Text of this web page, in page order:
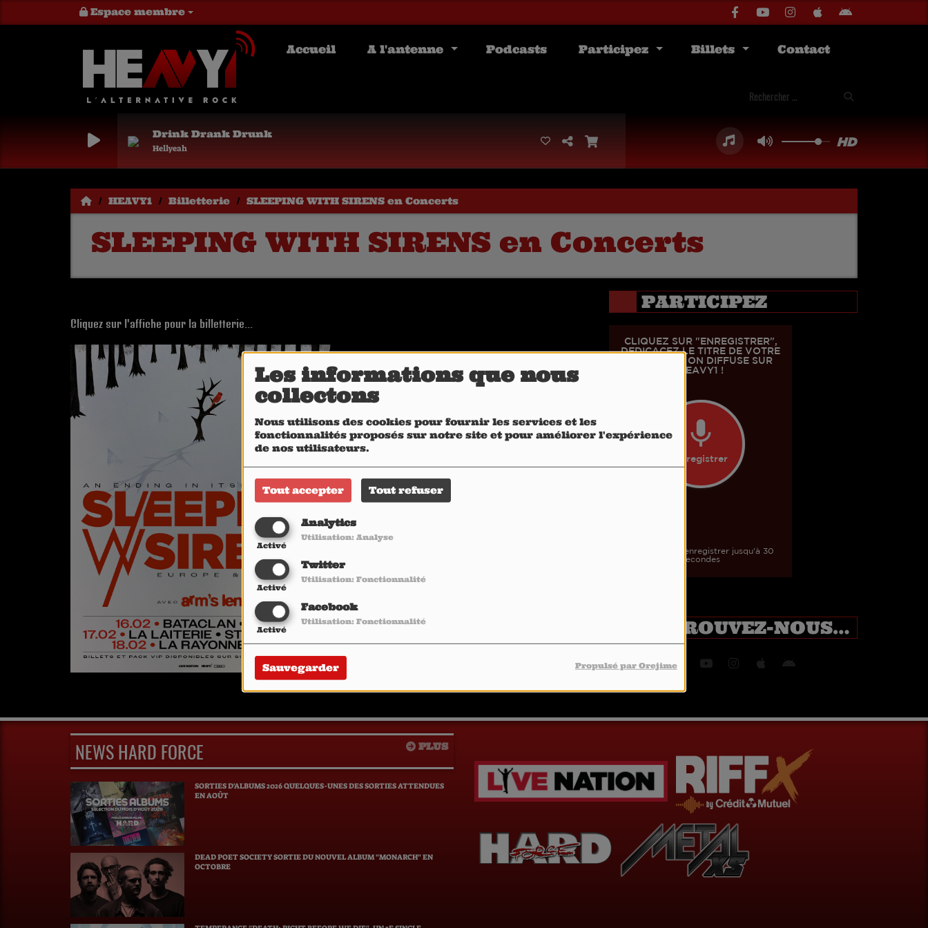
Les informations que nous
collectons
Nous utilisons des cookies pour fournir les services et les
fonctionnalités proposés sur notre site et pour améliorer l'expérience
de nos utilisateurs.
Tout accepter Tout refuser
Analytics
Activé
Utilisation: Analyse
Twitter
Activé
Utilisation: Fonctionnalité
Facebook
Activé
Utilisation: Fonctionnalité
Sauvegarder Propulsé par Orejime
Espace membre
Accueil A l'antenne Podcasts Participez Billets Contact
Drink Drank Drunk
Hellyeah
HEAVY1 Billetterie SLEEPING WITH SIRENS en Concerts
SLEEPING WITH SIRENS en Concerts
Cliquez sur l'affiche pour la billetterie...
PARTICIPEZ
RETROUVEZ-NOUS SUR
PLUS
NEWS HARD FORCE
SORTIES D'ALBUMS 2026 QUELQUES-UNES DES SORTIES ATTENDUES
EN AOÛT
DEAD POET SOCIETY SORTIE DU NOUVEL ALBUM "MONARCH" EN
OCTOBRE